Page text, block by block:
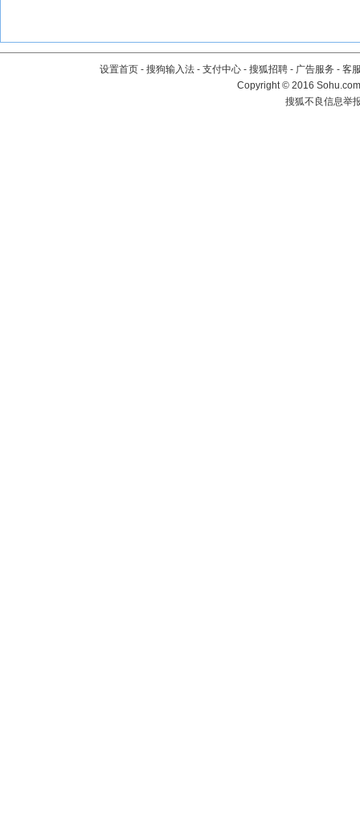
设置首页 - 搜狗输入法 - 支付中心 - 搜狐招聘 - 广告服务 - 客
Copyright©2016
搜狐不良信息举